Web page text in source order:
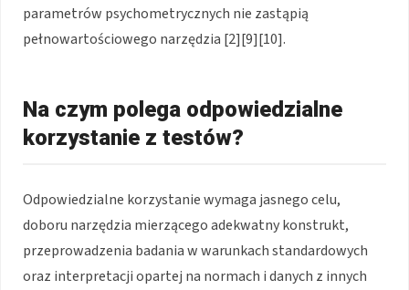
parametrów psychometrycznych nie zastąpią
pełnowartościowego narzędzia [2][9][10].
Na czym polega odpowiedzialne
korzystanie z testów?
Odpowiedzialne korzystanie wymaga jasnego celu,
doboru narzędzia mierzącego adekwatny konstrukt,
przeprowadzenia badania w warunkach standardowych
oraz interpretacji opartej na normach i danych z innych